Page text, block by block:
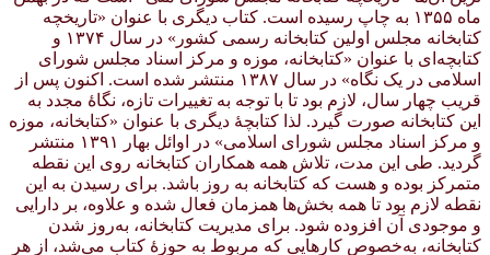
ماه ۱۳۵۵ به چاپ رسیده است. کتاب دیگری با عنوان «تاریخچه
کتابخانه مجلس اولین کتابخانه رسمی کشور» در سال ۱۳۷۴ و
کتابچه‌ای با عنوان «کتابخانه، موزه و مرکز اسناد مجلس شورای
اسلامی در یک نگاه» در سال ۱۳۸۷ منتشر شده است. اکنون پس از
قریب چهار سال، لازم بود تا با توجه به تغییرات تازه، نگاهٔ مجدد به
این کتابخانه صورت گیرد. لذا کتابچهٔ دیگری با عنوان «کتابخانه، موزه
و مرکز اسناد مجلس شورای اسلامی» در اوائل بهار ۱۳۹۱ منتشر
گردید. طی این مدت، تلاش همه همکاران کتابخانه روی این نقطه
متمرکز بوده و هست که کتابخانه به روز باشد. برای رسیدن به این
نقطه لازم بود تا همه بخش‌ها همزمان فعال شده و علاوه، بر دارایی
و موجودی آن افزوده شود. برای مدیریت کتابخانه، به‌روز شدن
کتابخانه، به‌خصوص کارهایی که مربوط به حوزهٔ کتاب می‌شد، از هر